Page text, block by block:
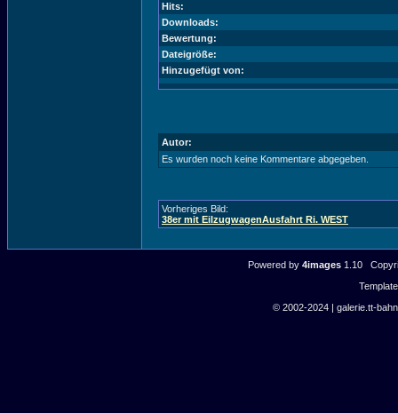
Hits:
Downloads:
Bewertung:
Dateigröße:
Hinzugefügt von:
Autor:
Es wurden noch keine Kommentare abgegeben.
Vorheriges Bild:
38er mit EilzugwagenAusfahrt Ri. WEST
Powered by4images 1.10
© 2002-2024 | galerie.tt-